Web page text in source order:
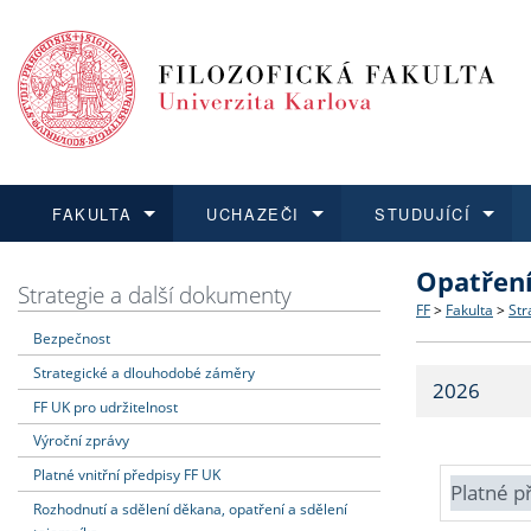
FAKULTA
Dozvědět se více
Struktura
Strategie
Fakultní
UCHAZEČI
Podat přihlášku
Co
Učitelské
STUDUJÍCÍ
Dozvědět se více
Dozvědět se více
O vědě a
Dozvědět se více
Aktuální
Strategie a další dokumenty
Bezpečnost
Strategické a dlouhodobé záměry
FF UK pro udržitelnost
Výroční zprávy
Platné vnitřní předpisy FF UK
Rozhodnutí a sdělení děkana, opatření a sdělení
FF > Fakulta >
2026
Platné